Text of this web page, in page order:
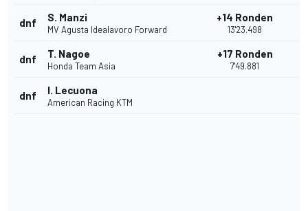
dnf S. Manzi
MV Agusta Idealavoro Forward
+14 Ronden
13'23.498
dnf T. Nagoe
Honda Team Asia
+17 Ronden
7'49.881
dnf I. Lecuona
American Racing KTM